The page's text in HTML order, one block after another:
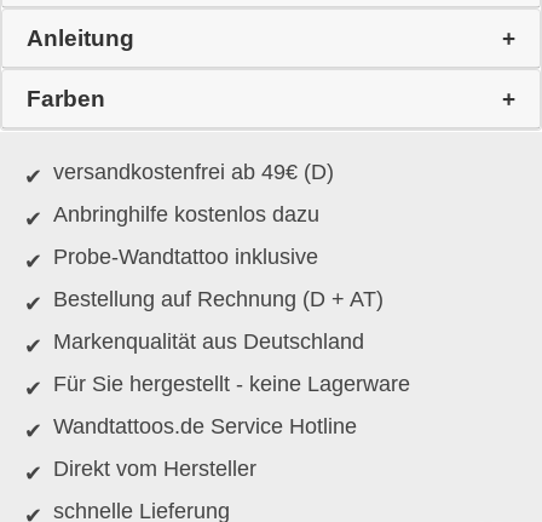
Anleitung
Farben
versandkostenfrei ab 49€ (D)
Anbringhilfe kostenlos dazu
Probe-Wandtattoo inklusive
Bestellung auf Rechnung (D + AT)
Markenqualität aus Deutschland
Für Sie hergestellt - keine Lagerware
Wandtattoos.de Service Hotline
Direkt vom Hersteller
schnelle Lieferung